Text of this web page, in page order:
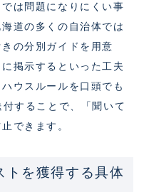
は問題になりにくい事
道の多くの自治体では
の分別ガイドを用意
掲示するといった工夫
ウスルールを口頭でも
することで、「聞いて
できます。
トを獲得する具体